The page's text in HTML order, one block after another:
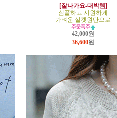
[잘나가요-대박템]
심플하고 시원하게
가벼운 실켓원단으로
42,000원
36,600원